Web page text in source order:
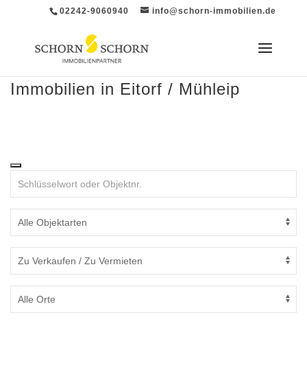
02242-9060940 info@schorn-immobilien.de
Immobilien in Eitorf / Mühleip